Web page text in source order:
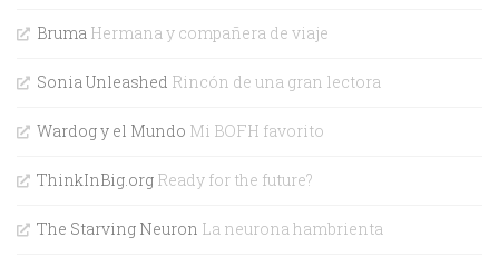
Bruma Hermana y compañera de viaje
Sonia Unleashed Rincón de una gran lectora
Wardog y el Mundo Mi BOFH favorito
ThinkInBig.org Ready for the future?
The Starving Neuron La neurona hambrienta